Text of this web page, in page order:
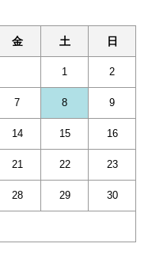
金 土 日
1 2
7 8 9
14 15 16
21 22 23
28 29 30